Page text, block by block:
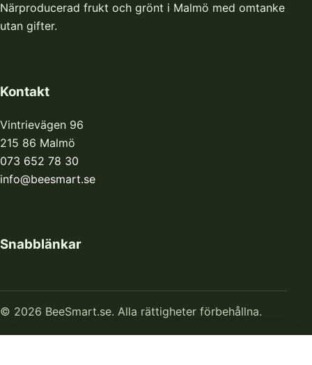
Närproducerad frukt och grönt i Malmö med omtanke
utan gifter.
Kontakt
Vintrievägen 96
215 86 Malmö
073 652 78 30
info@beesmart.se
Snabblänkar
© 2026 BeeSmart.se. Alla rättigheter förbehållna.